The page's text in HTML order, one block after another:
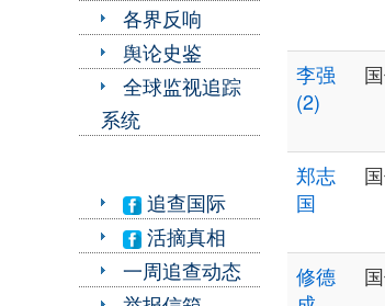
各界反响
舆论史鉴
全球监视追踪
系统
追查国际
活摘真相
一周追查动态
李强
(2)
郑志
国
修德